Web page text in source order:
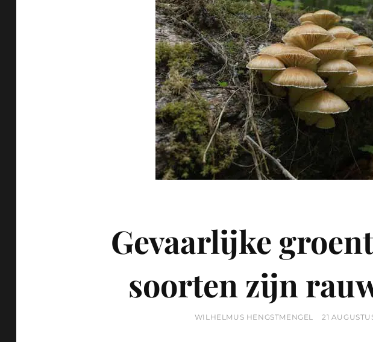
Gevaarlijke
soorten zijn
BY
WILHELMUS HENGSTMENGEL
POSTED
21